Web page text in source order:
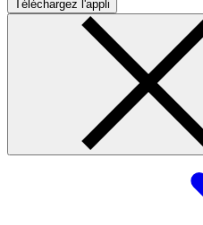
Téléchargez l'appli